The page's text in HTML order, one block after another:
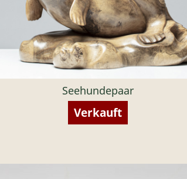
Seehundepaar
Verkauft